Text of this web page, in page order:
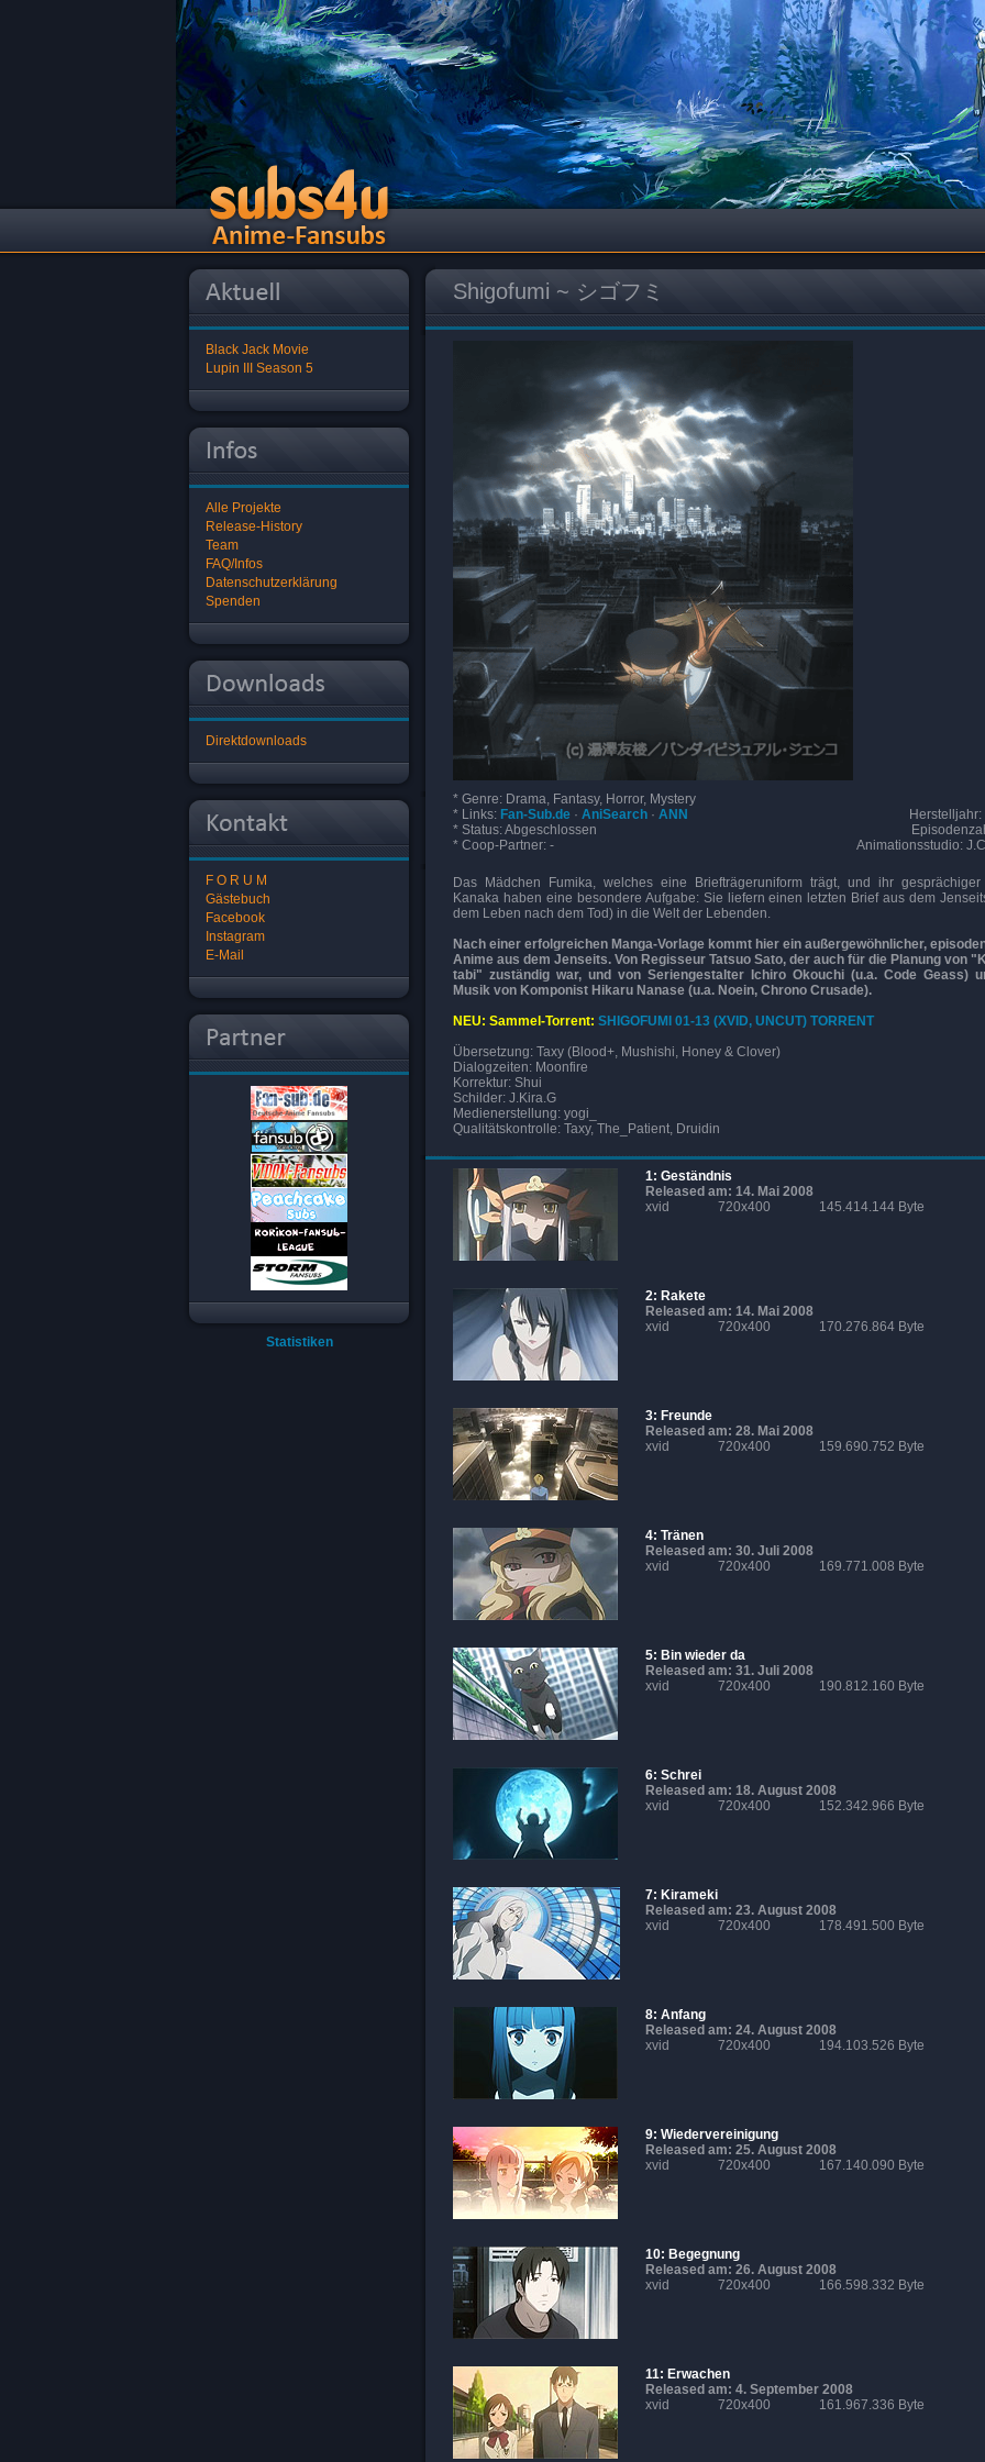
Black Jack Movie
Lupin III Season 5
Alle Projekte
Release-History
Team
FAQ/Infos
Datenschutzerklärung
Spenden
Direktdownloads
F O R U M
Gästebuch
Facebook
Instagram
E-Mail
Statistiken
Shigofumi ~ シゴフミ
* Genre: Drama, Fantasy, Horror, Mystery
* Links: Fan-Sub.de · AniSearch · ANN
* Status: Abgeschlossen
* Coop-Partner: -
Animationsstudio:
Das Mädchen Fumika, welches eine Briefträgeruniform trägt, und ihr gesprächiger
Kanaka haben eine besondere Aufgabe: Sie liefern einen letzten Brief aus dem
dem Leben nach dem Tod) in die Welt der Lebenden.
Nach einer erfolgreichen Manga-Vorlage kommt hier ein außergewöhnlicher,
Anime aus dem Jenseits. Von Regisseur Tatsuo Sato, der auch für die Planung von
tabi" zuständig war, und von Seriengestalter Ichiro Okouchi (u.a. Code Geass)
Musik von Komponist Hikaru Nanase (u.a. Noein, Chrono Crusade).
NEU: Sammel-Torrent: SHIGOFUMI 01-13 (XVID, UNCUT) TORRENT
Übersetzung: Taxy (Blood+, Mushishi, Honey & Clover)
Dialogzeiten: Moonfire
Korrektur: Shui
Schilder: J.Kira.G
Medienerstellung: yogi_
Qualitätskontrolle: Taxy, The_Patient, Druidin
1: Geständnis
Released am: 14. Mai 2008
xvid
720x400 145.414.144 Byte
2: Rakete
Released am: 14. Mai 2008
xvid
720x400 170.276.864 Byte
3: Freunde
Released am: 28. Mai 2008
xvid
720x400 159.690.752 Byte
4: Tränen
Released am: 30. Juli 2008
xvid
720x400 169.771.008 Byte
5: Bin wieder da
Released am: 31. Juli 2008
xvid
720x400 190.812.160 Byte
6: Schrei
Released am: 18. August 2008
xvid
720x400 152.342.966 Byte
7: Kirameki
Released am: 23. August 2008
xvid
720x400 178.491.500 Byte
8: Anfang
Released am: 24. August 2008
xvid
720x400 194.103.526 Byte
9: Wiedervereinigung
Released am: 25. August 2008
xvid
720x400 167.140.090 Byte
10: Begegnung
Released am: 26. August 2008
xvid
720x400 166.598.332 Byte
11: Erwachen
Released am: 4. September 2008
xvid
720x400 161.967.336 Byte